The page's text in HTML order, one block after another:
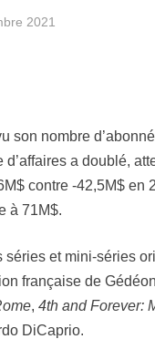
2021
son nombre
a doublé,
contre -42,5M$ en
à 71M$.
et mini-séries
française de
,4th and Forever:
DiCaprio.